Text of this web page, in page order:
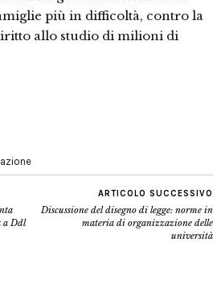
più in difficoltà, contro la
allo studio di milioni di
a Ddl
ARTICOLO SUCCESSIVO
Discussione del disegno di legge: norme in
materia di organizzazione delle
università